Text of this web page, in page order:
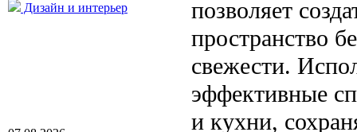
Дизайн и интерьер
позволяет
пространство
свежести.
эффективные
и кухни,